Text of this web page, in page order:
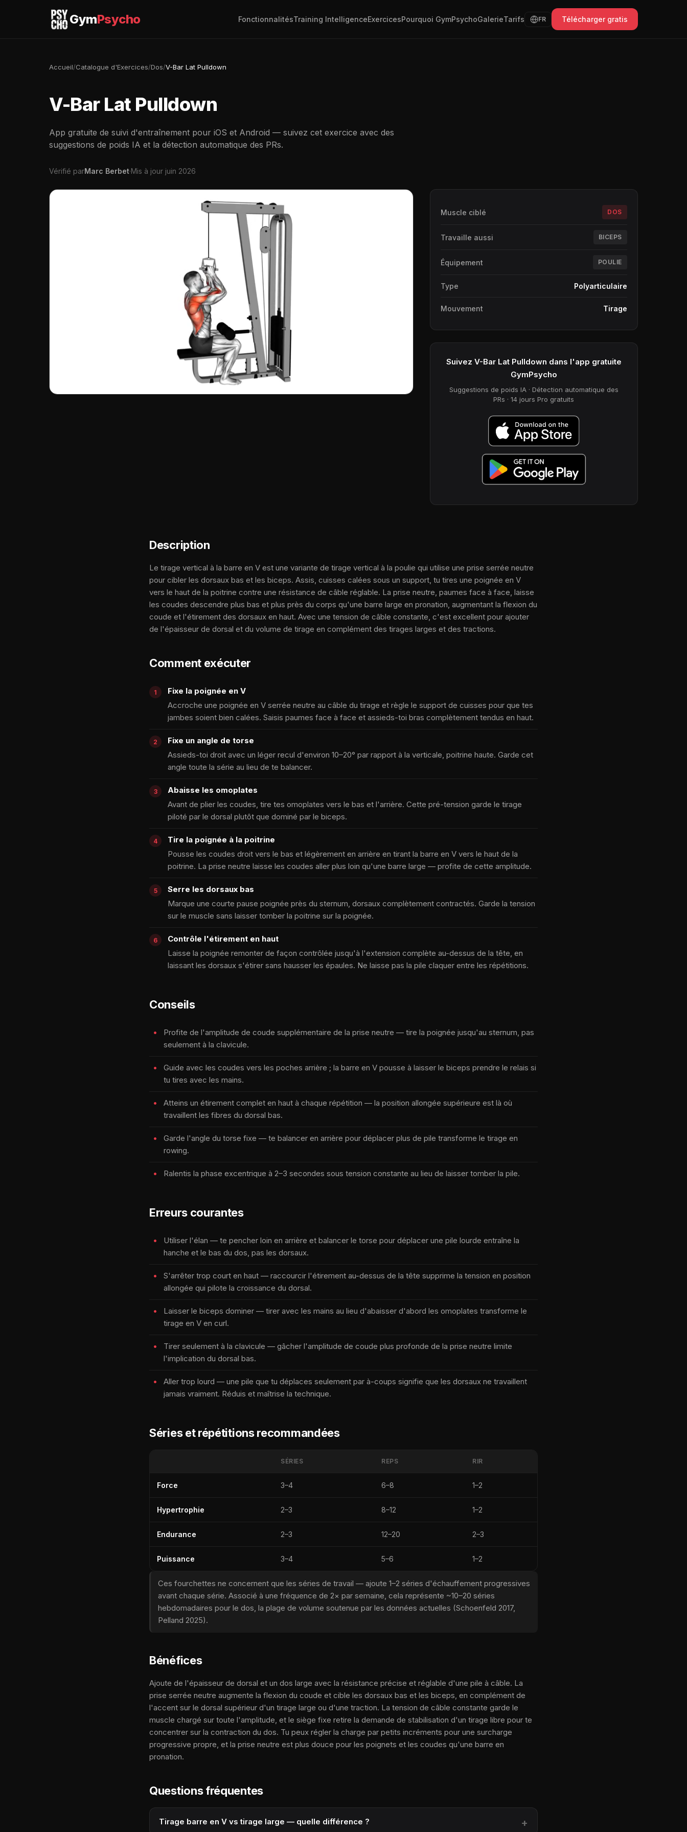
GymPsycho FonctionnalitésTraining IntelligenceExercicesPourquoi GymPsychoGalerieTarifs FR Télécharger gratis
Accueil/Catalogue d'Exercices/Dos/V-Bar Lat Pulldown
V-Bar Lat Pulldown
App gratuite de suivi d'entraînement pour iOS et Android — suivez cet exercice avec des
suggestions de poids IA et la détection automatique des PRs.
Vérifié parMarc Berbet·Mis à jour juin 2026
Muscle ciblé DOS
Travaille aussi BICEPS
Équipement POULIE
Type Polyarticulaire
Mouvement Tirage
Suivez V-Bar Lat Pulldown dans l'app gratuite
GymPsycho
Suggestions de poids IA · Détection automatique des
PRs · 14 jours Pro gratuits
Description
Le tirage vertical à la barre en V est une variante de tirage vertical à la poulie qui utilise une prise serrée neutre
pour cibler les dorsaux bas et les biceps. Assis, cuisses calées sous un support, tu tires une poignée en V
vers le haut de la poitrine contre une résistance de câble réglable. La prise neutre, paumes face à face, laisse
les coudes descendre plus bas et plus près du corps qu'une barre large en pronation, augmentant la flexion du
coude et l'étirement des dorsaux en haut. Avec une tension de câble constante, c'est excellent pour ajouter
de l'épaisseur de dorsal et du volume de tirage en complément des tirages larges et des tractions.
Comment exécuter
Fixe la poignée en V
Accroche une poignée en V serrée neutre au câble du tirage et règle le support de cuisses pour que tes
jambes soient bien calées. Saisis paumes face à face et assieds-toi bras complètement tendus en haut.
Fixe un angle de torse
Assieds-toi droit avec un léger recul d'environ 10–20° par rapport à la verticale, poitrine haute. Garde cet
angle toute la série au lieu de te balancer.
Abaisse les omoplates
Avant de plier les coudes, tire tes omoplates vers le bas et l'arrière. Cette pré-tension garde le tirage
piloté par le dorsal plutôt que dominé par le biceps.
Tire la poignée à la poitrine
Pousse les coudes droit vers le bas et légèrement en arrière en tirant la barre en V vers le haut de la
poitrine. La prise neutre laisse les coudes aller plus loin qu'une barre large — profite de cette amplitude.
Serre les dorsaux bas
Marque une courte pause poignée près du sternum, dorsaux complètement contractés. Garde la tension
sur le muscle sans laisser tomber la poitrine sur la poignée.
Contrôle l'étirement en haut
Laisse la poignée remonter de façon contrôlée jusqu'à l'extension complète au-dessus de la tête, en
laissant les dorsaux s'étirer sans hausser les épaules. Ne laisse pas la pile claquer entre les répétitions.
Conseils
Profite de l'amplitude de coude supplémentaire de la prise neutre — tire la poignée jusqu'au sternum, pas
seulement à la clavicule.
Guide avec les coudes vers les poches arrière ; la barre en V pousse à laisser le biceps prendre le relais si
tu tires avec les mains.
Atteins un étirement complet en haut à chaque répétition — la position allongée supérieure est là où
travaillent les fibres du dorsal bas.
Garde l'angle du torse fixe — te balancer en arrière pour déplacer plus de pile transforme le tirage en
rowing.
Ralentis la phase excentrique à 2–3 secondes sous tension constante au lieu de laisser tomber la pile.
Erreurs courantes
Utiliser l'élan — te pencher loin en arrière et balancer le torse pour déplacer une pile lourde entraîne la
hanche et le bas du dos, pas les dorsaux.
S'arrêter trop court en haut — raccourcir l'étirement au-dessus de la tête supprime la tension en position
allongée qui pilote la croissance du dorsal.
Laisser le biceps dominer — tirer avec les mains au lieu d'abaisser d'abord les omoplates transforme le
tirage en V en curl.
Tirer seulement à la clavicule — gâcher l'amplitude de coude plus profonde de la prise neutre limite
l'implication du dorsal bas.
Aller trop lourd — une pile que tu déplaces seulement par à-coups signifie que les dorsaux ne travaillent
jamais vraiment. Réduis et maîtrise la technique.
Séries et répétitions recommandées
SÉRIES REPS RIR
Force 3–4 6–8 1–2
Hypertrophie 2–3 8–12 1–2
Endurance 2–3 12–20 2–3
Puissance 3–4 5–6 1–2
Ces fourchettes ne concernent que les séries de travail — ajoute 1–2 séries d'échauffement progressives
avant chaque série. Associé à une fréquence de 2× par semaine, cela représente ~10–20 séries
hebdomadaires pour le dos, la plage de volume soutenue par les données actuelles (Schoenfeld 2017,
Pelland 2025).
Bénéfices
Ajoute de l'épaisseur de dorsal et un dos large avec la résistance précise et réglable d'une pile à câble. La
prise serrée neutre augmente la flexion du coude et cible les dorsaux bas et les biceps, en complément de
l'accent sur le dorsal supérieur d'un tirage large ou d'une traction. La tension de câble constante garde le
muscle chargé sur toute l'amplitude, et le siège fixe retire la demande de stabilisation d'un tirage libre pour te
concentrer sur la contraction du dos. Tu peux régler la charge par petits incréments pour une surcharge
progressive propre, et la prise neutre est plus douce pour les poignets et les coudes qu'une barre en
pronation.
Questions fréquentes
Tirage barre en V vs tirage large — quelle différence ?